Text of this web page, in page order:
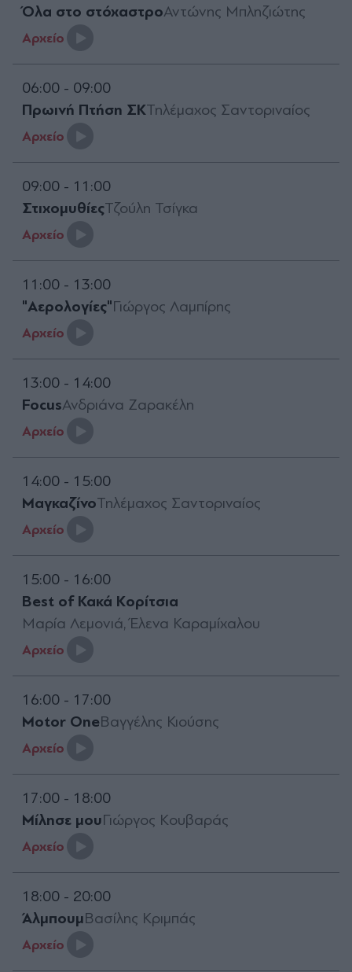
Όλα στο στόχαστροΑντώνης Μπληζιώτης
Aρχείο
06:00 - 09:00
Πρωινή Πτήση ΣΚΤηλέμαχος Σαντοριναίος
Aρχείο
09:00 - 11:00
ΣτιχομυθίεςΤζούλη Τσίγκα
Aρχείο
11:00 - 13:00
"Αερολογίες"Γιώργος Λαμπίρης
Aρχείο
13:00 - 14:00
FocusΑνδριάνα Ζαρακέλη
Aρχείο
14:00 - 15:00
ΜαγκαζίνοΤηλέμαχος Σαντοριναίος
Aρχείο
15:00 - 16:00
Best of Κακά Κορίτσια
Μαρία Λεμονιά, Έλενα Καραμίχαλου
Aρχείο
16:00 - 17:00
Motor OneΒαγγέλης Κιούσης
Aρχείο
17:00 - 18:00
Μίλησε μουΓιώργος Κουβαράς
Aρχείο
18:00 - 20:00
ΆλμπουμΒασίλης Κριμπάς
Aρχείο